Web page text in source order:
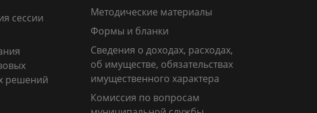
сессии
решений
Методические материалы
Формы и бланки
Сведения о доходах, расходах,
об имуществе, обязательствах
имущественного характера
Комиссия по вопросам